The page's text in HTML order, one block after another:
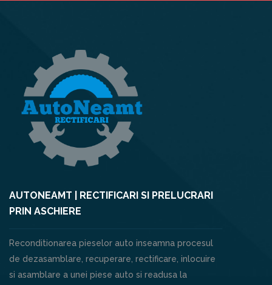
AUTONEAMT | RECTIFICARI SI PRELUCRARI
PRIN ASCHIERE
Reconditionarea pieselor auto inseamna procesul
de dezasamblare, recuperare, rectificare, inlocuire
si asamblare a unei piese auto si readusa la